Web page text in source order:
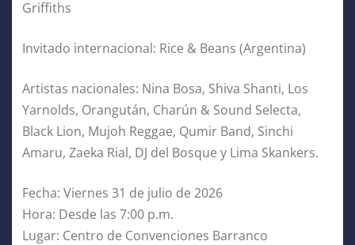
Griffiths
Invitado internacional: Rice & Beans (Argentina)
Artistas nacionales: Nina Bosa, Shiva Shanti, Los
Yarnolds, Orangután, Charún & Sound Selecta,
Black Lion, Mujoh Reggae, Qumir Band, Sinchi
Amaru, Zaeka Rial, DJ del Bosque y Lima Skankers.
Fecha: Viernes 31 de julio de 2026
Hora: Desde las 7:00 p.m.
Lugar: Centro de Convenciones Barranco